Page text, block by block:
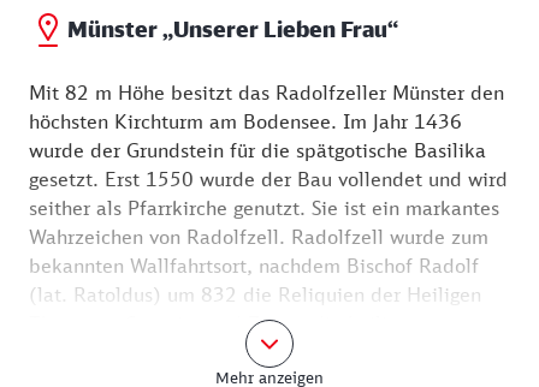
Münster „Unserer Lieben Frau“
Mit 82 m Höhe besitzt das Radolfzeller Münster den
höchsten Kirchturm am Bodensee. Im Jahr 1436
wurde der Grundstein für die spätgotische Basilika
gesetzt. Erst 1550 wurde der Bau vollendet und wird
seither als Pfarrkirche genutzt. Sie ist ein markantes
Wahrzeichen von Radolfzell. Radolfzell wurde zum
bekannten Wallfahrtsort, nachdem Bischof Radolf
(lat. Ratoldus) um 832 die Reliquien der Heiligen
Theopont, Senesius und Zeno, „die heiligen
Hausherren“, an den Bodensee geholt hatte. Aus der
Verehrung dieser Heiligen entstanden Traditionen,
Mehr anzeigen